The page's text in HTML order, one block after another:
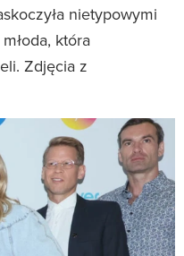
nietypowymi
która
Zdjęcia z